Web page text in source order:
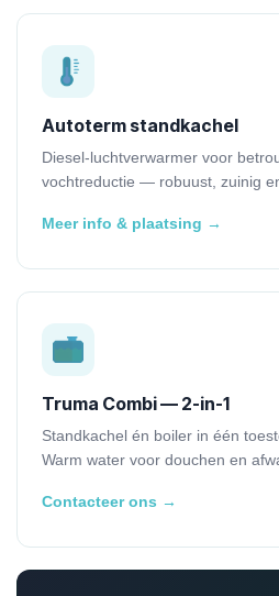
Autoterm standkachel
Diesel-luchtverwarmer voor
vochtreductie — robuust, zuinig
Meer info & plaatsing →
Truma Combi — 2-in-1
Standkachel én boiler in één
Warm water voor douchen en
Contacteer ons →